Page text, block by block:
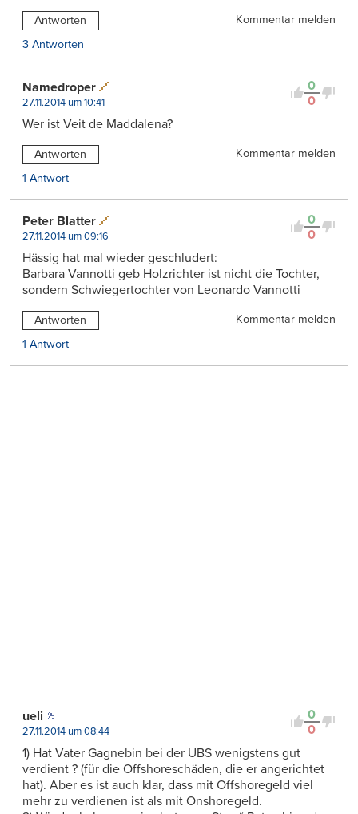
Antworten
Kommentar melden
3 Antworten
0
0
Namedroper
27.11.2014 um 10:41
Wer ist Veit de Maddalena?
Antworten
Kommentar melden
1 Antwort
0
0
Peter Blatter
27.11.2014 um 09:16
Hässig hat mal wieder geschludert:
Barbara Vannotti geb Holzrichter ist nicht die Tochter,
sondern Schwiegertochter von Leonardo Vannotti
Antworten
Kommentar melden
1 Antwort
0
0
ueli
27.11.2014 um 08:44
1) Hat Vater Gagnebin bei der UBS wenigstens gut
verdient ? (für die Offshoreschäden, die er angerichtet
hat). Aber es ist auch klar, dass mit Offshoregeld viel
mehr zu verdienen ist als mit Onshoregeld.